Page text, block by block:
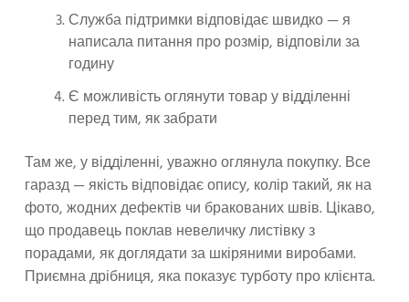
Служба підтримки відповідає швидко — я
написала питання про розмір, відповіли за
годину
Є можливість оглянути товар у відділенні
перед тим, як забрати
Там же, у відділенні, уважно оглянула покупку. Все
гаразд — якість відповідає опису, колір такий, як на
фото, жодних дефектів чи бракованих швів. Цікаво,
що продавець поклав невеличку листівку з
порадами, як доглядати за шкіряними виробами.
Приємна дрібниця, яка показує турботу про клієнта.